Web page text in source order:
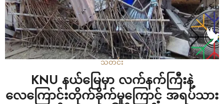
သတင်း
KNU နယ်မြေမှာ လက်နက်ကြီးနဲ့
လေကြောင်းတိုက်ခိုက်မှုကြောင့် အရပ်သား